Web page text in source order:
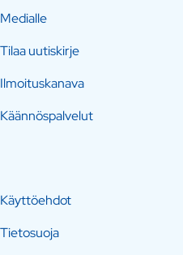
Medialle
Tilaa uutiskirje
Ilmoituskanava
Käännöspalvelut
Käyttöehdot
Tietosuoja